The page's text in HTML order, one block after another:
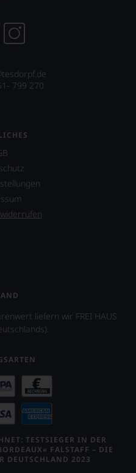
799 270
liefern wir FREI HAUS
TESTSIEGER IN DER
FALSTAFF – DIE
DEUTSCHLAND 2023